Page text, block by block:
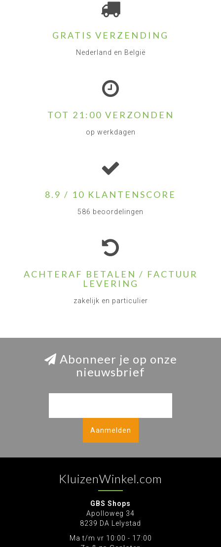
GRATIS VERZENDING
Nederland en België
TOT 21:00 VERZONDEN
op werkdagen
8.9 / 10 KLANTENSCORE
586 beoordelingen
ACHTERAF BETALEN / FACTUUR
LEVERING
zakelijk en particulier
Abonneer je op onze
nieuwsbrief
Aanmelden
KluizenWinkel.com
GBS Shops
Apolloweg 34
8239 DA Lelystad
Ma t/m vr 10:00 - 17:00